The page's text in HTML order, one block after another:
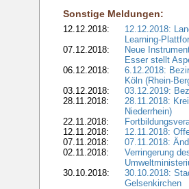
Sonstige Meldungen:
12.12.2018:
12.12.2018:
Learning-
07.12.2018:
Neue
Esser stellt
06.12.2018:
6.12.2018:
Köln (Rhein-
03.12.2018:
03.12.2019:
28.11.2018:
28.11.2018:
Niederrhein)
22.11.2018:
12.11.2018:
12.11.2018:
07.11.2018:
07.11.2018:
02.11.2018:
Verringerung
30.10.2018:
30.10.2018:
Gelsenkirchen